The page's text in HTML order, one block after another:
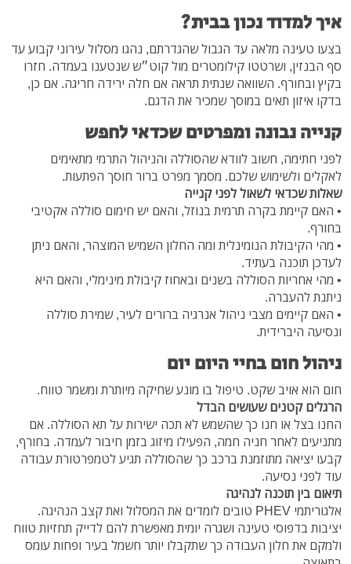
איך למדוד נכון בבית?
בצעו טעינה מלאה עד הגבול שהגדרתם, נהגו מסלול עירוני קבוע עד
סף הבנזין, ושרטטו קילומטרים מול קוט״ש שנטענו בעמדה. חזרו
בקיץ ובחורף. השוואה שנתית תראה אם חלה ירידה חריגה. אם כן,
בדקו איזון תאים במוסך שמכיר את הדגם.
קנייה נבונה ומפרטים שכדאי לחפש
לפני חתימה, חשוב לוודא שהסוללה והניהול התרמי מתאימים
לאקלים ולשימוש שלכם. מסמך מפרט ברור חוסך הפתעות.
שאלות שכדאי לשאול לפני קנייה
• האם קיימת בקרה תרמית בנוזל, והאם יש חימום סוללה אקטיבי
בחורף.
• מהי הקיבולת הנומינלית ומה החלון השמיש המוצהר, והאם ניתן
לעדכן תוכנה בעתיד.
• מהי אחריות הסוללה בשנים ובאחוז קיבולת מינימלי, והאם היא
ניתנת להעברה.
• האם קיימים מצבי ניהול אנרגיה ברורים לעיר, שמירת סוללה
ונסיעה היברידית.
ניהול חום בחיי היום יום
חום הוא אויב שקט. טיפול בו מונע שחיקה מיותרת ומשמר טווח.
הרגלים קטנים שעושים הבדל
החנו בצל או חנו כך שהשמש לא תכה ישירות על תא הסוללה. אם
מתניעים לאחר חניה חמה, הפעילו מיזוג בזמן חיבור לעמדה. בחורף,
קבעו יציאה מתוזמנת ברכב כך שהסוללה תגיע לטמפרטורת עבודה
עוד לפני נסיעה.
תיאום בין תוכנה לנהיגה
אלגוריתמי PHEV טובים לומדים את המסלול ואת קצב הנהיגה.
יציבות בדפוסי טעינה ושגרה יומית מאפשרת להם לדייק תחזיות טווח
ולמקם את חלון העבודה כך שתקבלו יותר חשמל בעיר ופחות עומס